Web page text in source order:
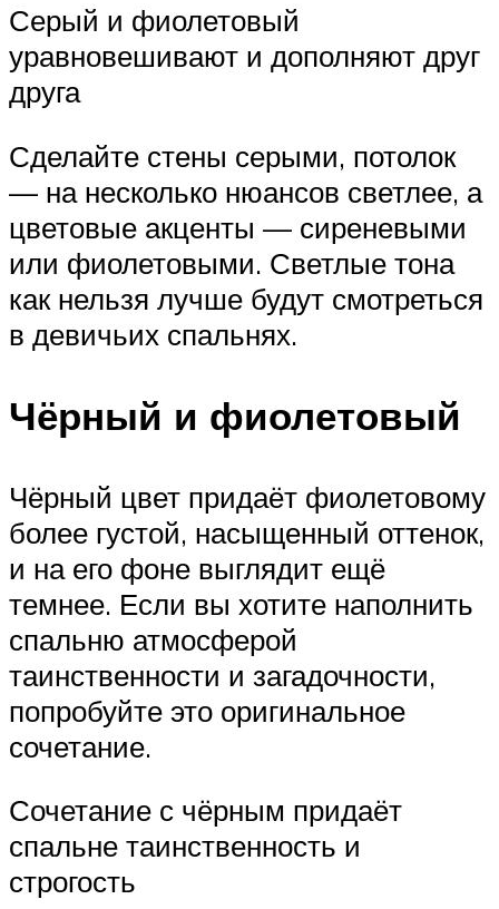
Серый и фиолетовый
уравновешивают и дополняют друг
друга
Сделайте стены серыми, потолок
— на несколько нюансов светлее, а
цветовые акценты — сиреневыми
или фиолетовыми. Светлые тона
как нельзя лучше будут смотреться
в девичьих спальнях.
Чёрный и фиолетовый
Чёрный цвет придаёт фиолетовому
более густой, насыщенный оттенок,
и на его фоне выглядит ещё
темнее. Если вы хотите наполнить
спальню атмосферой
таинственности и загадочности,
попробуйте это оригинальное
сочетание.
Сочетание с чёрным придаёт
спальне таинственность и
строгость